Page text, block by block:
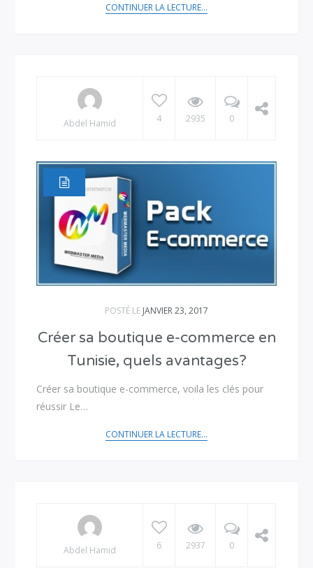
CONTINUER LA LECTURE...
Abdel Hamid 4 2935 0
POSTÉ LE JANVIER 23, 2017
Créer sa boutique e-commerce en
Tunisie, quels avantages?
Créer sa boutique e-commerce, voila les clés pour
réussir Le…
CONTINUER LA LECTURE...
Abdel Hamid 6 2937 0